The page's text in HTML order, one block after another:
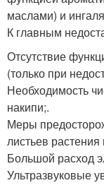
маслами) и
К главным
Отсутствие
(только при
Необходимость
накипи;.
Меры
листьев
Большой расход
Ультразвуковые